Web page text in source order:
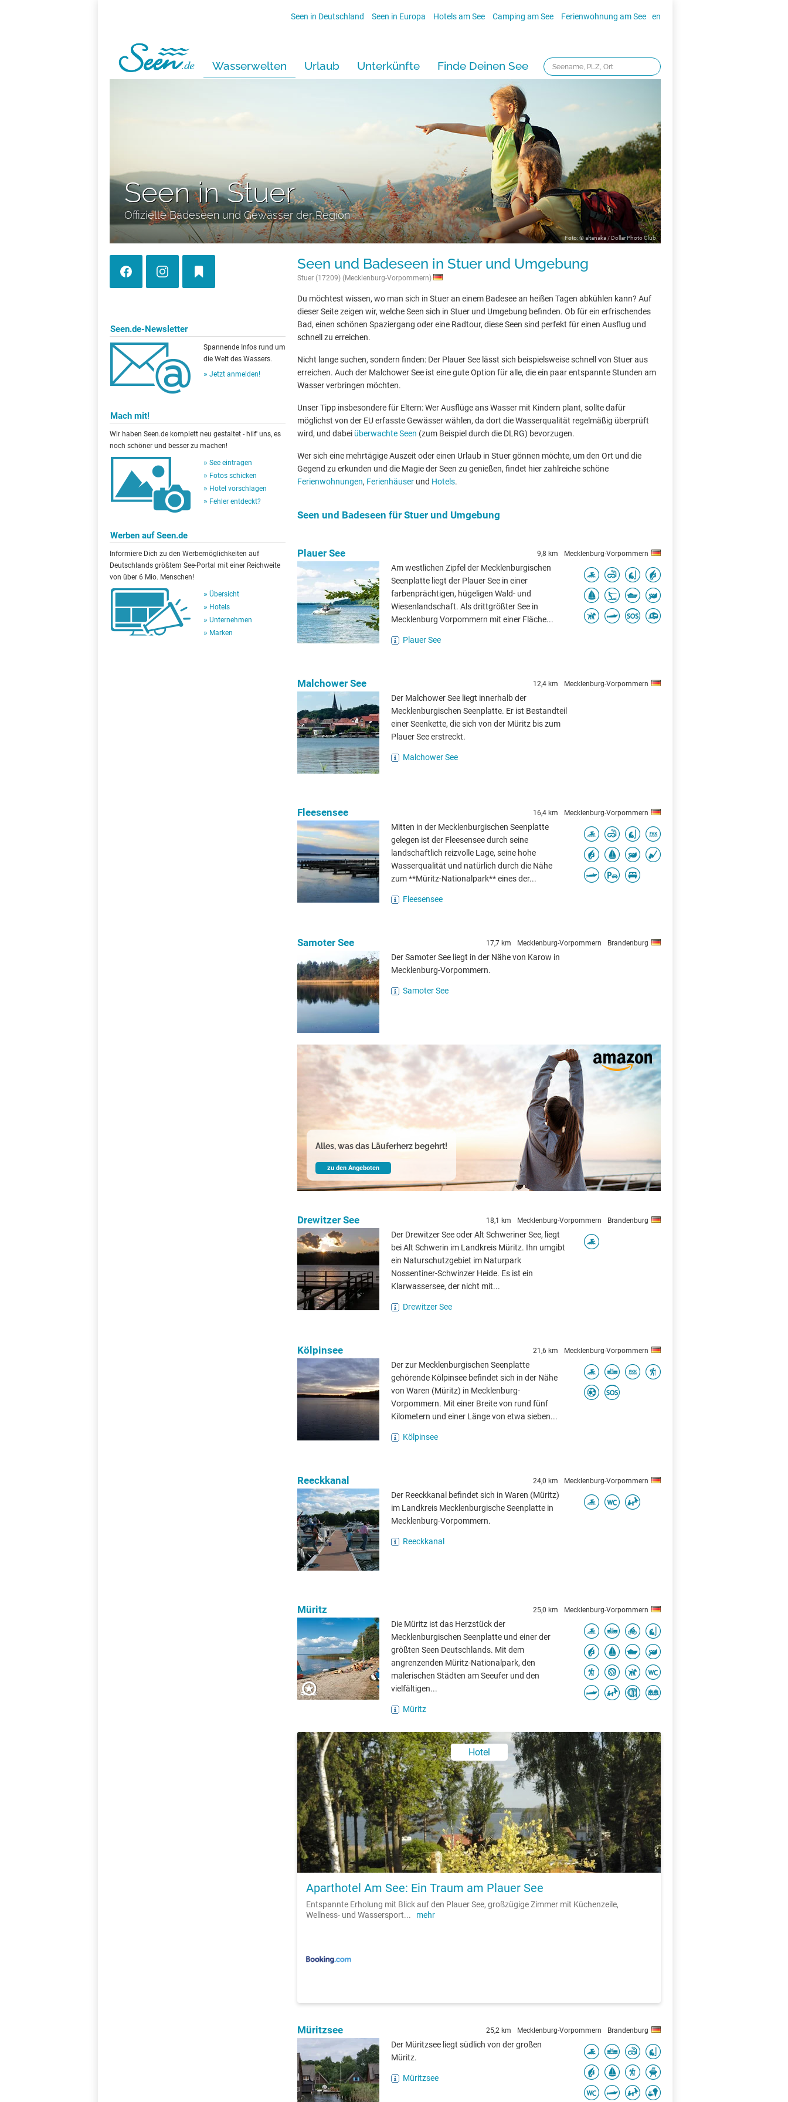
Seen in Deutschland Seen in Europa Hotels am See Camping am See Ferienwohnung am See en
Wasserwelten Urlaub Unterkünfte Finde Deinen See
Seen in Stuer
Offizielle Badeseen und Gewässer der Region
Foto: © altanaka / Dollar Photo Club
Seen.de-Newsletter
Spannende Infos rund um
die Welt des Wassers.
Jetzt anmelden!
Mach mit!
Wir haben Seen.de komplett neu gestaltet - hilf' uns, es
noch schöner und besser zu machen!
See eintragen
Fotos schicken
Hotel vorschlagen
Fehler entdeckt?
Werben auf Seen.de
Informiere Dich zu den Werbemöglichkeiten auf
Deutschlands größtem See-Portal mit einer Reichweite
von über 6 Mio. Menschen!
Übersicht
Hotels
Unternehmen
Marken
Seen und Badeseen in Stuer und Umgebung
Stuer (17209) (Mecklenburg-Vorpommern)
Du möchtest wissen, wo man sich in Stuer an einem Badesee an heißen Tagen abkühlen kann? Auf
dieser Seite zeigen wir, welche Seen sich in Stuer und Umgebung befinden. Ob für ein erfrischendes
Bad, einen schönen Spaziergang oder eine Radtour, diese Seen sind perfekt für einen Ausflug und
schnell zu erreichen.
Nicht lange suchen, sondern finden: Der Plauer See lässt sich beispielsweise schnell von Stuer aus
erreichen. Auch der Malchower See ist eine gute Option für alle, die ein paar entspannte Stunden am
Wasser verbringen möchten.
Unser Tipp insbesondere für Eltern: Wer Ausflüge ans Wasser mit Kindern plant, sollte dafür
möglichst von der EU erfasste Gewässer wählen, da dort die Wasserqualität regelmäßig überprüft
wird, und dabei überwachte Seen (zum Beispiel durch die DLRG) bevorzugen.
Wer sich eine mehrtägige Auszeit oder einen Urlaub in Stuer gönnen möchte, um den Ort und die
Gegend zu erkunden und die Magie der Seen zu genießen, findet hier zahlreiche schöne
Ferienwohnungen, Ferienhäuser und Hotels.
Seen und Badeseen für Stuer und Umgebung
Plauer See 9,8 km Mecklenburg-Vorpommern
Am westlichen Zipfel der Mecklenburgischen
Seenplatte liegt der Plauer See in einer
farbenprächtigen, hügeligen Wald- und
Wiesenlandschaft. Als drittgrößter See in
Mecklenburg Vorpommern mit einer Fläche...
Plauer See
Malchower See 12,4 km Mecklenburg-Vorpommern
Der Malchower See liegt innerhalb der
Mecklenburgischen Seenplatte. Er ist Bestandteil
einer Seenkette, die sich von der Müritz bis zum
Plauer See erstreckt.
Malchower See
Fleesensee 16,4 km Mecklenburg-Vorpommern
Mitten in der Mecklenburgischen Seenplatte
gelegen ist der Fleesensee durch seine
landschaftlich reizvolle Lage, seine hohe
Wasserqualität und natürlich durch die Nähe
zum **Müritz-Nationalpark** eines der...
Fleesensee
Samoter See 17,7 km Mecklenburg-Vorpommern Brandenburg
Der Samoter See liegt in der Nähe von Karow in
Mecklenburg-Vorpommern.
Samoter See
Alles, was das Läuferherz begehrt!
zu den Angeboten
Drewitzer See 18,1 km Mecklenburg-Vorpommern Brandenburg
Der Drewitzer See oder Alt Schweriner See, liegt
bei Alt Schwerin im Landkreis Müritz. Ihn umgibt
ein Naturschutzgebiet im Naturpark
Nossentiner-Schwinzer Heide. Es ist ein
Klarwassersee, der nicht mit...
Drewitzer See
Kölpinsee 21,6 km Mecklenburg-Vorpommern
Der zur Mecklenburgischen Seenplatte
gehörende Kölpinsee befindet sich in der Nähe
von Waren (Müritz) in Mecklenburg-
Vorpommern. Mit einer Breite von rund fünf
Kilometern und einer Länge von etwa sieben...
Kölpinsee
Reeckkanal 24,0 km Mecklenburg-Vorpommern
Der Reeckkanal befindet sich in Waren (Müritz)
im Landkreis Mecklenburgische Seenplatte in
Mecklenburg-Vorpommern.
Reeckkanal
Müritz 25,0 km Mecklenburg-Vorpommern
Die Müritz ist das Herzstück der
Mecklenburgischen Seenplatte und einer der
größten Seen Deutschlands. Mit dem
angrenzenden Müritz-Nationalpark, den
malerischen Städten am Seeufer und den
vielfältigen...
Müritz
Hotel
Aparthotel Am See: Ein Traum am Plauer See
Entspannte Erholung mit Blick auf den Plauer See, großzügige Zimmer mit Küchenzeile,
Wellness- und Wassersport... mehr
Müritzsee 25,2 km Mecklenburg-Vorpommern Brandenburg
Der Müritzsee liegt südlich von der großen
Müritz.
Müritzsee